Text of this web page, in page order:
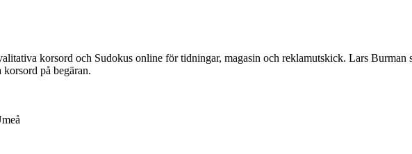
korsord och Sudokus online för tidningar, magasin och reklamutskick. Lars Burman
på begäran.